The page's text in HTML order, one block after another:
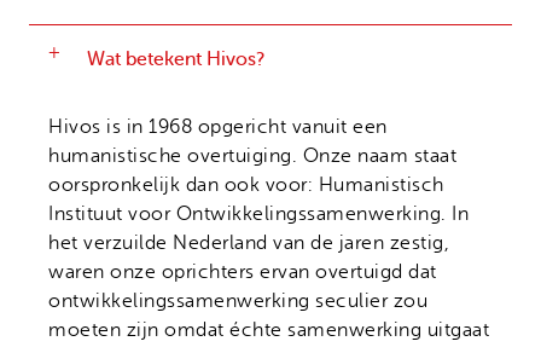
Wat betekent Hivos?
Hivos is in 1968 opgericht vanuit een
humanistische overtuiging. Onze naam staat
oorspronkelijk dan ook voor: Humanistisch
Instituut voor Ontwikkelingssamenwerking. In
het verzuilde Nederland van de jaren zestig,
waren onze oprichters ervan overtuigd dat
ontwikkelingssamenwerking seculier zou
moeten zijn omdat échte samenwerking uitgaat
Jaarverslag
Contact